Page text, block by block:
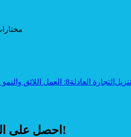
تنزيل التجارة العادلة8: العمل اللائق والنمو الاقتصادي
احصل على التطبيق اليوم مجاناً!